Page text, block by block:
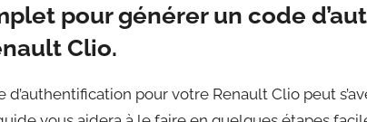
pour générer un code
Clio.
d’authentification pour votre Renault Clio peut